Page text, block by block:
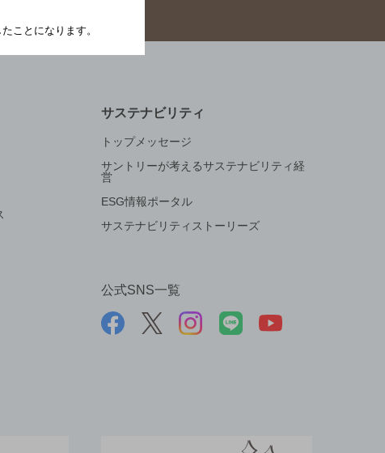
サステナビリティ
トップメッセージ
サントリーが考えるサステナビリティ経
営
ESG情報ポータル
サステナビリティストーリーズ
公式SNS一覧
ことになります。